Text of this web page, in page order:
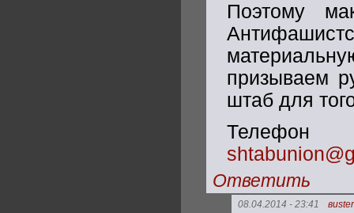
Поэтому
призываем
штаб для
Телефон
Ответить
08.04.2014 - 23:41 вuster